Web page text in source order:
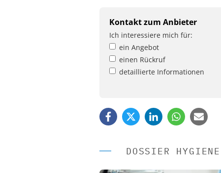
Kontakt zum Anbieter
Ich interessiere mich für:
ein Angebot
einen Rückruf
detaillierte Informationen
DOSSIER HYGIENE